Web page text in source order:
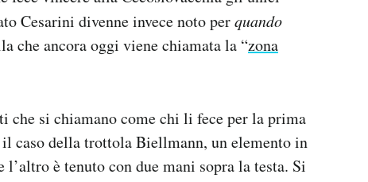
Cesarini divenne invece noto perquando
che ancora oggi viene chiamata la “zona
si chiamano come chi li fece per la prima
caso della trottola Biellmann, un elemento in
è tenuto con due mani sopra la testa. Si